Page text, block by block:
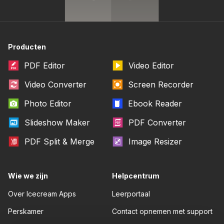
Producten
PDF Editor
Video Editor
Video Converter
Screen Recorder
Photo Editor
Ebook Reader
Slideshow Maker
PDF Converter
PDF Split & Merge
Image Resizer
Wie we zijn
Over Icecream Apps
Perskamer
Helpcentrum
Leerportaal
Contact opnemen met support